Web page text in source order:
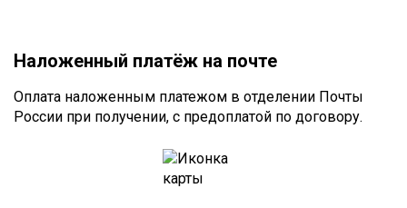
Наложенный платёж на почте
Оплата наложенным платежом в отделении Почты
России при получении, с предоплатой по договору.